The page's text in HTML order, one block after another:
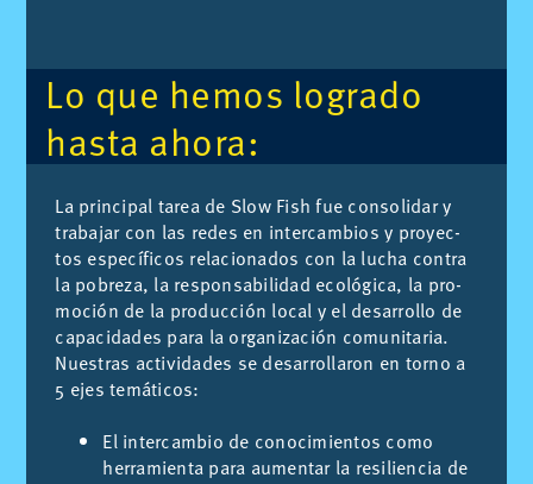
Lo que he­mos lo­gra­do
has­ta aho­ra:
La prin­ci­pal ta­rea de Slow Fish fue con­so­li­dar y
tra­ba­jar con las re­des en in­ter­cam­bios y pro­yec­
tos es­pe­cí­fi­cos re­la­cio­na­dos con la lu­cha con­tra
la po­bre­za, la res­pon­sa­bi­li­dad eco­ló­gi­ca, la pro­
mo­ción de la pro­duc­ción lo­cal y el desa­rro­llo de
ca­pa­ci­da­des para la or­ga­ni­za­ción co­mu­ni­ta­ria.
Nues­tras ac­ti­vi­da­des se desa­rro­lla­ron en torno a
5 ejes te­má­ti­cos:
El intercambio de conocimientos como
herramienta para aumentar la resiliencia de